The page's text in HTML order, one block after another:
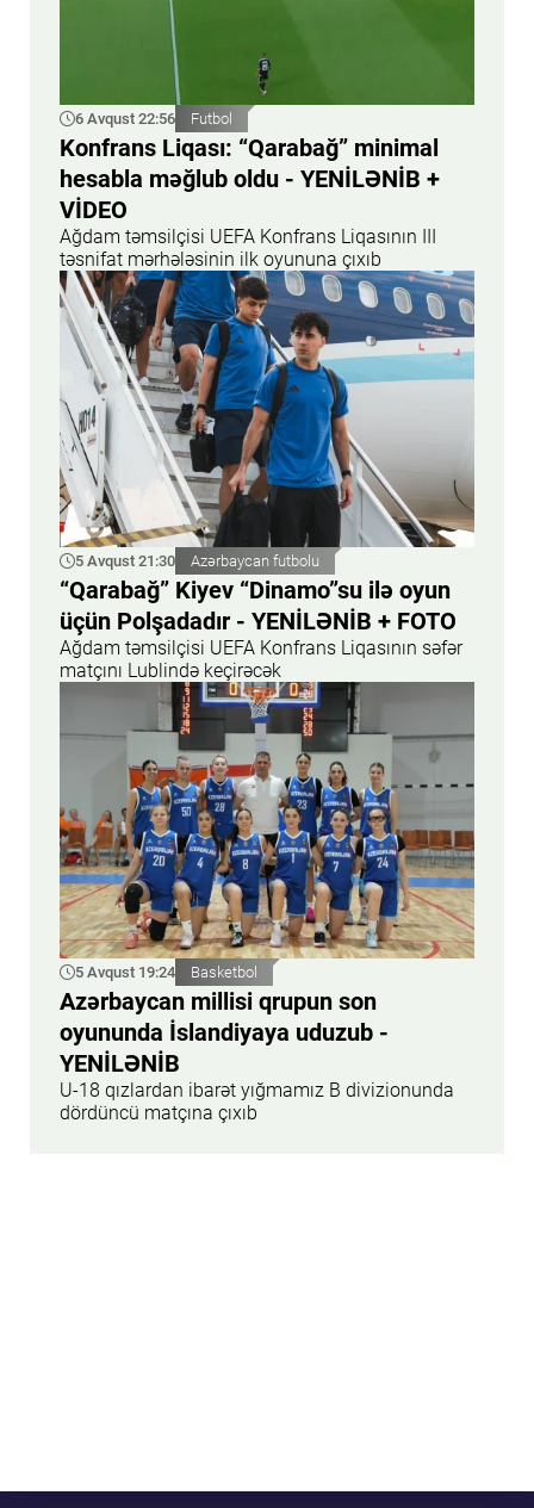
6 Avqust 22:56 Futbol
Konfrans Liqası: “Qarabağ” minimal
hesabla məğlub oldu - YENİLƏNİB +
VİDEO
Ağdam təmsilçisi UEFA Konfrans Liqasının III
təsnifat mərhələsinin ilk oyununa çıxıb
5 Avqust 21:30 Azərbaycan futbolu
“Qarabağ” Kiyev “Dinamo”su ilə oyun
üçün Polşadadır - YENİLƏNİB + FOTO
Ağdam təmsilçisi UEFA Konfrans Liqasının səfər
matçını Lublində keçirəcək
5 Avqust 19:24 Basketbol
Azərbaycan millisi qrupun son
oyununda İslandiyaya uduzub -
YENİLƏNİB
U-18 qızlardan ibarət yığmamız B divizionunda
dördüncü matçına çıxıb